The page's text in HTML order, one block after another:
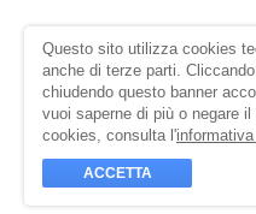
Questo sito utilizza cookies
anche di terze parti.
chiudendo questo banner
vuoi saperne di più o negare
cookies, consulta l'
ACCETTA